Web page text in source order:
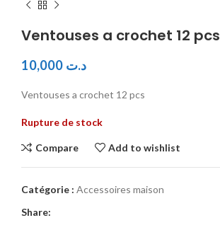
Ventouses a crochet 12 pcs
د.ت
Ventouses a crochet 12 pcs
Rupture de stock
Compare Add to wishlist
Catégorie : Accessoires maison
Share: